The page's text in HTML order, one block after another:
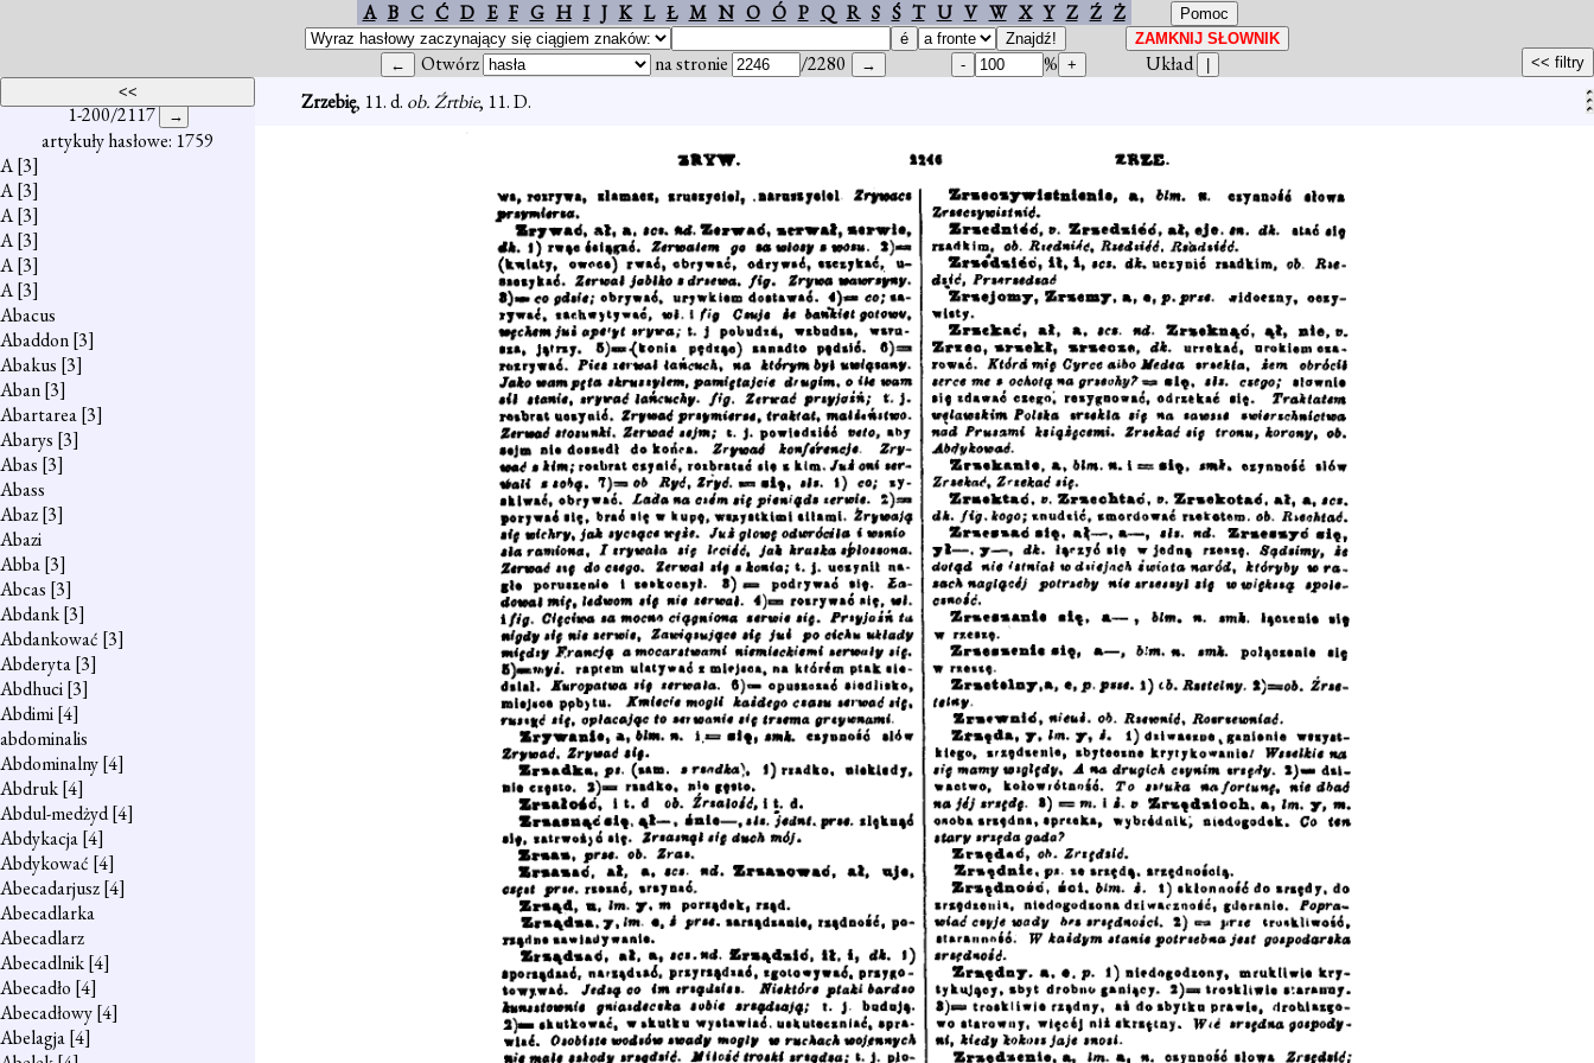
A B C Ć D E F G H I J K L Ł M N O Ó P Q R S Ś T U V W X Y Z Ź Ż
Otwórz na stronie /2280 % Układ
1-200/2117
artykuły hasłowe: 1759
A[3]
A[3]
A[3]
A[3]
A[3]
A[3]
Abacus
Abaddon[3]
Abakus [3]
Aban[3]
Abartarea[3]
Abarys [3]
Abas [3]
Abass
Abaz[3]
Abazi
Abba[3]
Abcas [3]
Abdank[3]
Abdankować [3]
Abderyta[3]
Abdhuci[3]
Abdimi[4]
abdominalis
Abdominalny[4]
Abdruk[4]
Abdul-medżyd[4]
Abdykacja[4]
Abdykować [4]
Abecadarjusz[4]
Abecadlarka
Abecadlarz
Abecadlnik[4]
Abecadło [4]
Abecadłowy[4]
Abelagja[4]
Zrzebię, 11. d. ob. Źrtbie, 11. D.